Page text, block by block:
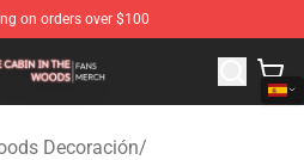
on orders over $100
Shop - Official The Cabin In
Decoración/